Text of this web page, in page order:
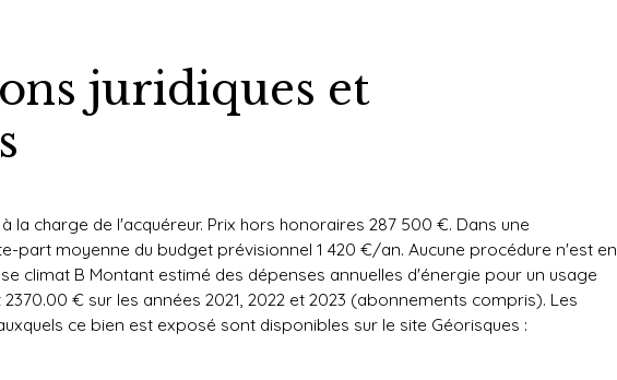
juridiques et
la charge de l'acquéreur. Prix hors honoraires 287 500 €. Dans une
part moyenne du budget prévisionnel 1 420 €/an. Aucune procédure n'est en
climat B Montant estimé des dépenses annuelles d'énergie pour un usage
€ sur les années 2021, 2022 et 2023 (abonnements compris). Les
ce bien est exposé sont disponibles sur le site Géorisques :